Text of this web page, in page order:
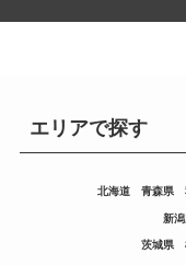
エリアで探す
北海道 青森県
新
茨城県